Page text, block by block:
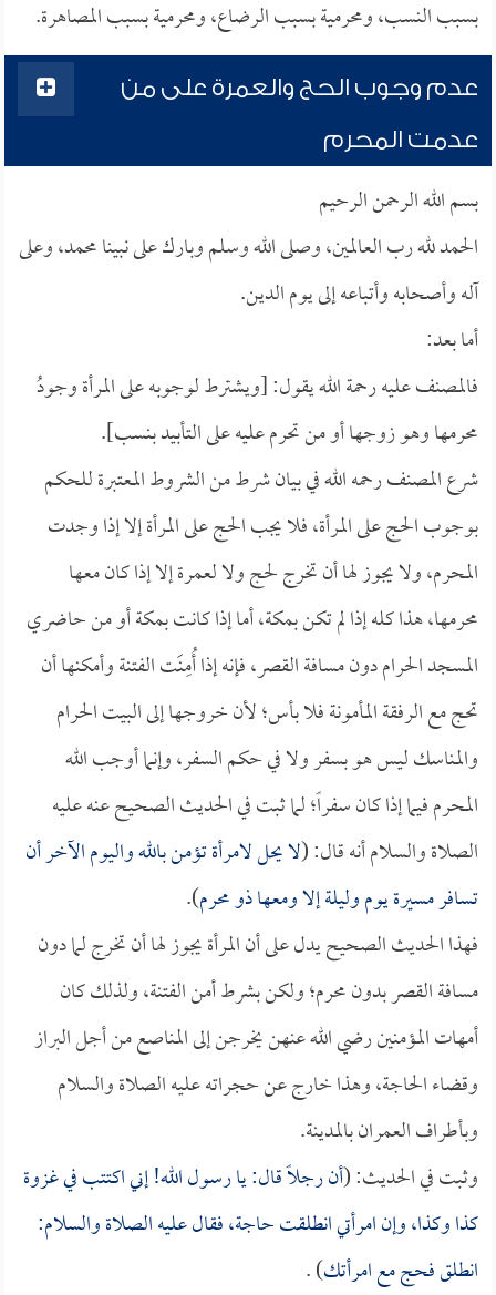
بسبب النسب، ومحرمية بسبب الرضاع، ومحرمية بسبب المصاهرة.
عدم وجوب الحج والعمرة على من
عدمت المحرم
بسم الله الرحمن الرحيم
الحمد لله رب العالمين، وصلى الله وسلم وبارك على نبينا محمد، وعلى
آله وأصحابه وأتباعه إلى يوم الدين.
أما بعد:
فالمصنف عليه رحمة الله يقول: [ويشترط لوجوبه على المرأة وجودُ
محرمها وهو زوجها أو من تحرم عليه على التأبيد بنسب].
شرع المصنف رحمه الله في بيان شرط من الشروط المعتبرة للحكم
بوجوب الحج على المرأة، فلا يجب الحج على المرأة إلا إذا وجدت
المحرم، ولا يجوز لها أن تخرج لحج ولا لعمرة إلا إذا كان معها
محرمها، هذا كله إذا لم تكن بمكة، أما إذا كانت بمكة أو من حاضري
المسجد الحرام دون مسافة القصر، فإنه إذا أُمِنَت الفتنة وأمكنها أن
تحج مع الرفقة المأمونة فلا بأس؛ لأن خروجها إلى البيت الحرام
والمناسك ليس هو بسفر ولا في حكم السفر، وإنما أوجب الله
المحرم فيما إذا كان سفراً؛ لما ثبت في الحديث الصحيح عنه عليه
الصلاة والسلام أنه قال: (لا يحل لامرأة تؤمن بالله واليوم الآخر أن
تسافر مسيرة يوم وليلة إلا ومعها ذو محرم).
فهذا الحديث الصحيح يدل على أن المرأة يجوز لها أن تخرج لما دون
مسافة القصر بدون محرم؛ ولكن بشرط أمن الفتنة، ولذلك كان
أمهات المؤمنين رضي الله عنهن يخرجن إلى المناصع من أجل البراز
وقضاء الحاجة، وهذا خارج عن حجراته عليه الصلاة والسلام
وبأطراف العمران بالمدينة.
وثبت في الحديث: (أن رجلاً قال: يا رسول الله! إني اكتتب في غزوة
كذا وكذا، وإن امرأتي انطلقت حاجة، فقال عليه الصلاة والسلام:
انطلق فحج مع امرأتك) .